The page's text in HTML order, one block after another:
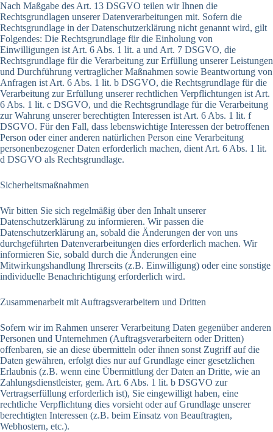
Nach Maßgabe des Art. 13 DSGVO teilen wir Ihnen die
Rechtsgrundlagen unserer Datenverarbeitungen mit. Sofern die
Rechtsgrundlage in der Datenschutzerklärung nicht genannt wird, gilt
Folgendes: Die Rechtsgrundlage für die Einholung von
Einwilligungen ist Art. 6 Abs. 1 lit. a und Art. 7 DSGVO, die
Rechtsgrundlage für die Verarbeitung zur Erfüllung unserer Leistungen
und Durchführung vertraglicher Maßnahmen sowie Beantwortung von
Anfragen ist Art. 6 Abs. 1 lit. b DSGVO, die Rechtsgrundlage für die
Verarbeitung zur Erfüllung unserer rechtlichen Verpflichtungen ist Art.
6 Abs. 1 lit. c DSGVO, und die Rechtsgrundlage für die Verarbeitung
zur Wahrung unserer berechtigten Interessen ist Art. 6 Abs. 1 lit. f
DSGVO. Für den Fall, dass lebenswichtige Interessen der betroffenen
Person oder einer anderen natürlichen Person eine Verarbeitung
personenbezogener Daten erforderlich machen, dient Art. 6 Abs. 1 lit.
d DSGVO als Rechtsgrundlage.
Sicherheitsmaßnahmen
Wir bitten Sie sich regelmäßig über den Inhalt unserer
Datenschutzerklärung zu informieren. Wir passen die
Datenschutzerklärung an, sobald die Änderungen der von uns
durchgeführten Datenverarbeitungen dies erforderlich machen. Wir
informieren Sie, sobald durch die Änderungen eine
Mitwirkungshandlung Ihrerseits (z.B. Einwilligung) oder eine sonstige
individuelle Benachrichtigung erforderlich wird.
Zusammenarbeit mit Auftragsverarbeitern und Dritten
Sofern wir im Rahmen unserer Verarbeitung Daten gegenüber anderen
Personen und Unternehmen (Auftragsverarbeitern oder Dritten)
offenbaren, sie an diese übermitteln oder ihnen sonst Zugriff auf die
Daten gewähren, erfolgt dies nur auf Grundlage einer gesetzlichen
Erlaubnis (z.B. wenn eine Übermittlung der Daten an Dritte, wie an
Zahlungsdienstleister, gem. Art. 6 Abs. 1 lit. b DSGVO zur
Vertragserfüllung erforderlich ist), Sie eingewilligt haben, eine
rechtliche Verpflichtung dies vorsieht oder auf Grundlage unserer
berechtigten Interessen (z.B. beim Einsatz von Beauftragten,
Webhostern, etc.).